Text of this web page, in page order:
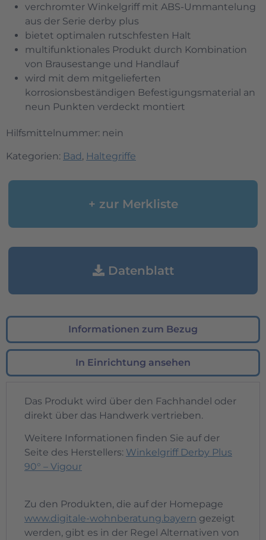
verchromter Winkelgriff mit ABS-Ummantelung
aus der Serie derby plus
bietet optimalen rutschfesten Halt
multifunktionales Produkt durch Kombination
von Brausestange und Handlauf
wird mit dem mitgelieferten
korrosionsbeständigen Befestigungsmaterial an
neun Punkten verdeckt montiert
Hilfsmittelnummer: nein
Kategorien: Bad, Haltegriffe
+ zur Merkliste
Datenblatt
Informationen zum Bezug
In Einrichtung ansehen
Das Produkt wird über den Fachhandel oder
direkt über das Handwerk vertrieben.
Weitere Informationen finden Sie auf der
Seite des Herstellers: Winkelgriff Derby Plus
90° – Vigour
Zu den Produkten, die auf der Homepage
www.digitale-wohnberatung.bayern gezeigt
werden, gibt es in der Regel Alternativen von